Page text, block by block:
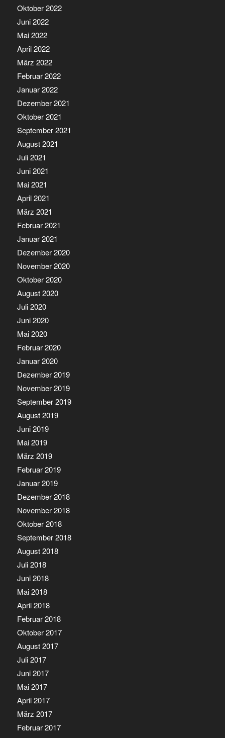
Oktober 2022
Juni 2022
Mai 2022
April 2022
März 2022
Februar 2022
Januar 2022
Dezember 2021
Oktober 2021
September 2021
August 2021
Juli 2021
Juni 2021
Mai 2021
April 2021
März 2021
Februar 2021
Januar 2021
Dezember 2020
November 2020
Oktober 2020
August 2020
Juli 2020
Juni 2020
Mai 2020
Februar 2020
Januar 2020
Dezember 2019
November 2019
September 2019
August 2019
Juni 2019
Mai 2019
März 2019
Februar 2019
Januar 2019
Dezember 2018
November 2018
Oktober 2018
September 2018
August 2018
Juli 2018
Juni 2018
Mai 2018
April 2018
Februar 2018
Oktober 2017
August 2017
Juli 2017
Juni 2017
Mai 2017
April 2017
März 2017
Februar 2017